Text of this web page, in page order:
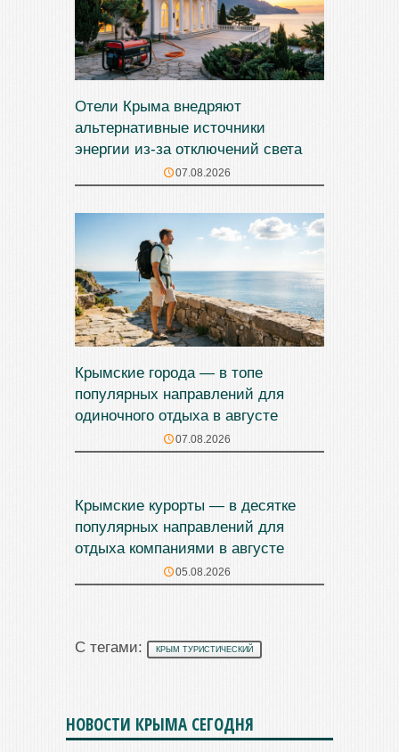
Отели Крыма внедряют
альтернативные источники
энергии из-за отключений света
07.08.2026
Крымские города — в топе
популярных направлений для
одиночного отдыха в августе
07.08.2026
Крымские курорты — в десятке
популярных направлений для
отдыха компаниями в августе
05.08.2026
С тегами: КРЫМ ТУРИСТИЧЕСКИЙ
НОВОСТИ КРЫМА СЕГОДНЯ